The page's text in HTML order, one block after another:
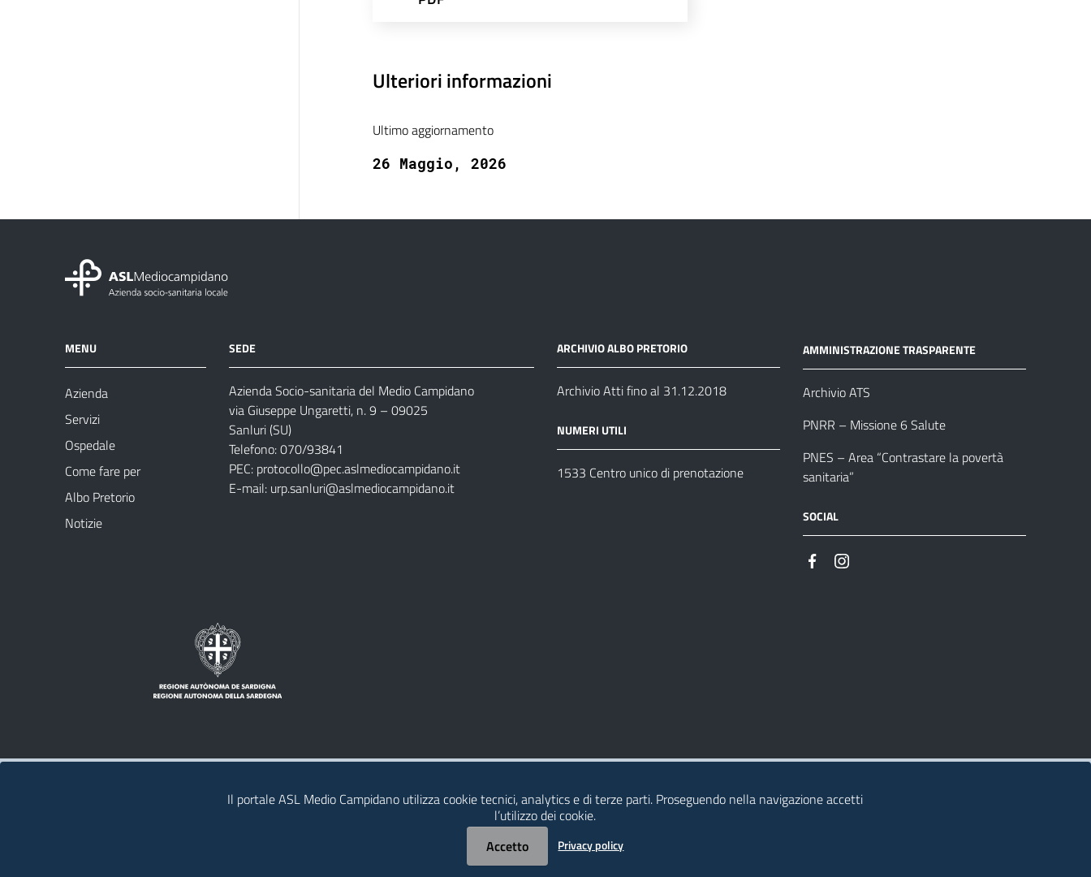
Ulteriori informazioni
Ultimo aggiornamento
26 Maggio, 2026
MENU
Azienda
Servizi
Ospedale
Come fare per
Albo Pretorio
Notizie
SEDE
Azienda Socio-sanitaria del Medio Campidano
via Giuseppe Ungaretti, n. 9 – 09025
Sanluri (SU)
Telefono: 070/93841
PEC: protocollo@pec.aslmediocampidano.it
E-mail: urp.sanluri@aslmediocampidano.it
ARCHIVIO ALBO PRETORIO
Archivio Atti fino al 31.12.2018
NUMERI UTILI
1533 Centro unico di prenotazione
AMMINISTRAZIONE TRASPARENTE
Archivio ATS
PNRR – Missione 6 Salute
PNES – Area “Contrastare la povertà
sanitaria”
SOCIAL
Il portale ASL Medio Campidano utilizza cookie tecnici, analytics e di terze parti. Proseguendo nella navigazione accetti
l’utilizzo dei cookie.
Accetto
Privacy policy